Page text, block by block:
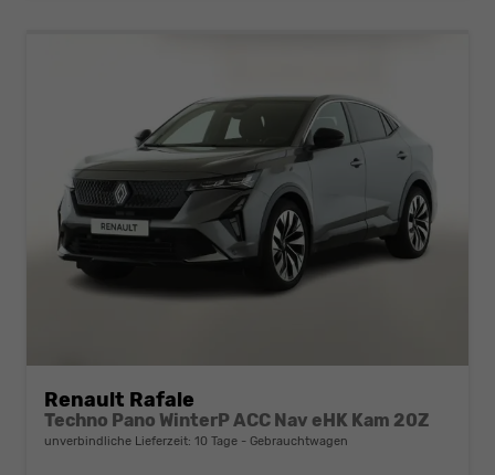
Renault Rafale
Techno Pano WinterP ACC Nav eHK Kam 20Z
unverbindliche Lieferzeit: 10 Tage Gebrauchtwagen